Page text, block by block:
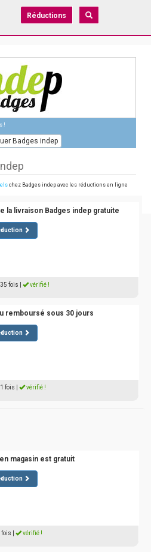
Réductions
!
Badges indep
chez Badges indep avec les réductions en ligne
la livraison Badges indep gratuite
fois vérifié !
remboursé sous 30 jours
fois vérifié !
magasin est gratuit
fois vérifié !